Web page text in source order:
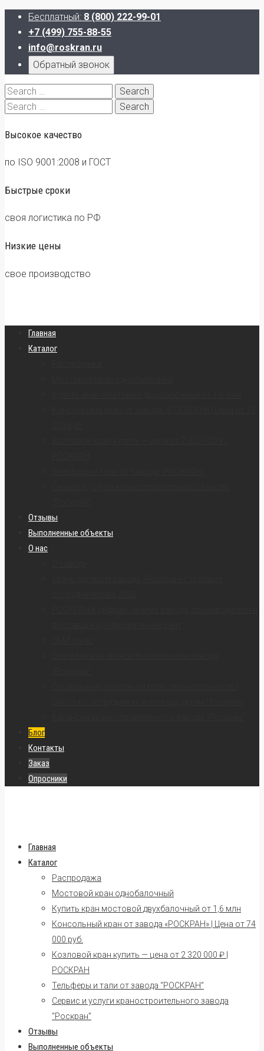
Бесплатный: 8 (800) 222-99-01
+7 (499) 755-88-55
info@roskran.ru
Обратный звонок
Search
for:
Search
Высокое качество
по ISO 9001:2008 и ГОСТ
Быстрые сроки
своя логистика по РФ
Низкие цены
свое производство
Главная
Каталог
Отзывы
Выполненные объекты
О нас
Блог
Контакты
Заказ
Опросники
Главная
Каталог
Распродажа
Мостовой кран однобалочный
Купить кран мостовой двухбалочный от 1,6 млн
Консольный кран от завода «РОСКРАН» | Цена от 74
000 руб.
Козловой кран купить — цена от 2 320 000 ₽ |
РОСКРАН
Тельферы и тали от завода “РОСКРАН”
Сервис и услуги краностроительного завода
“Роскран”
Отзывы
Выполненные объекты